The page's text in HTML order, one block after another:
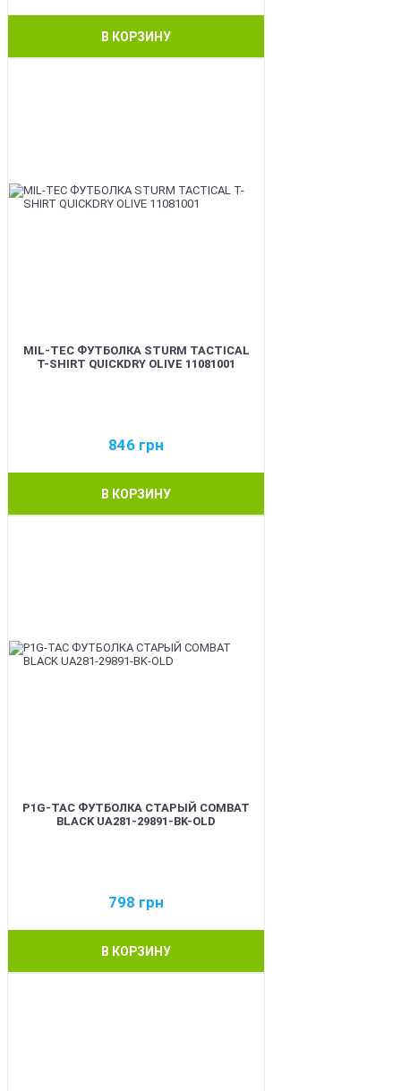
В КОРЗИНУ
MIL-TEC ФУТБОЛКА STURM TACTICAL
T-SHIRT QUICKDRY OLIVE 11081001
846 грн
В КОРЗИНУ
P1G-TAC ФУТБОЛКА СТАРЫЙ COMBAT
BLACK UA281-29891-BK-OLD
798 грн
В КОРЗИНУ